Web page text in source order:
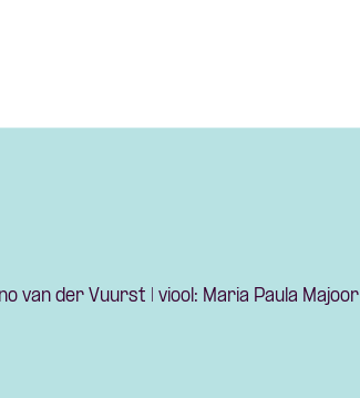
van der Vuurst | viool: Maria Paula Majoor